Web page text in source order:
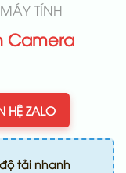
TÍNH
Camera
HỆ ZALO
tải nhanh